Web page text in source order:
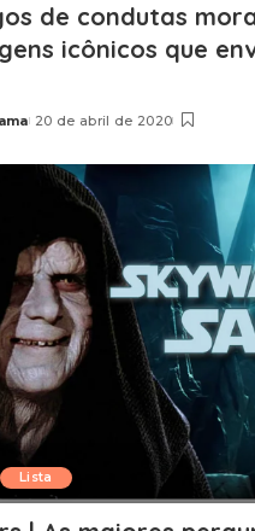
de condutas
icônicos que
20 de abril de 2020
Lista